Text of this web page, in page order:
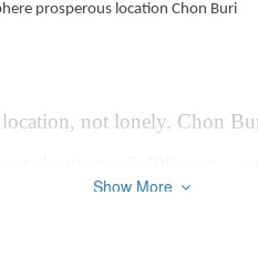
prosperous location Chon Buri
location, not lonely. Chon
tambol, Phanak
Show More